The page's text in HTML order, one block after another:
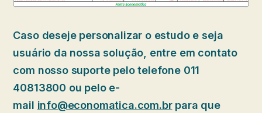
Caso deseje personalizar o estudo e seja
usuário da nossa solução, entre em contato
com nosso suporte pelo telefone 011
40813800 ou pelo e-
mail info@economatica.com.brpara que